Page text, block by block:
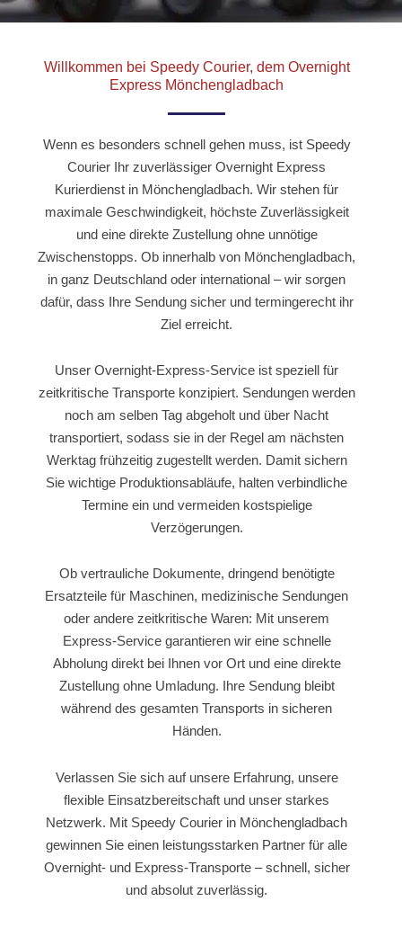
Willkommen bei Speedy Courier, dem Overnight
Express Mönchengladbach
Wenn es besonders schnell gehen muss, ist Speedy
Courier Ihr zuverlässiger Overnight Express
Kurierdienst in Mönchengladbach. Wir stehen für
maximale Geschwindigkeit, höchste Zuverlässigkeit
und eine direkte Zustellung ohne unnötige
Zwischenstopps. Ob innerhalb von Mönchengladbach,
in ganz Deutschland oder international – wir sorgen
dafür, dass Ihre Sendung sicher und termingerecht ihr
Ziel erreicht.
Unser Overnight-Express-Service ist speziell für
zeitkritische Transporte konzipiert. Sendungen werden
noch am selben Tag abgeholt und über Nacht
transportiert, sodass sie in der Regel am nächsten
Werktag frühzeitig zugestellt werden. Damit sichern
Sie wichtige Produktionsabläufe, halten verbindliche
Termine ein und vermeiden kostspielige
Verzögerungen.
Ob vertrauliche Dokumente, dringend benötigte
Ersatzteile für Maschinen, medizinische Sendungen
oder andere zeitkritische Waren: Mit unserem
Express-Service garantieren wir eine schnelle
Abholung direkt bei Ihnen vor Ort und eine direkte
Zustellung ohne Umladung. Ihre Sendung bleibt
während des gesamten Transports in sicheren
Händen.
Verlassen Sie sich auf unsere Erfahrung, unsere
flexible Einsatzbereitschaft und unser starkes
Netzwerk. Mit Speedy Courier in Mönchengladbach
gewinnen Sie einen leistungsstarken Partner für alle
Overnight- und Express-Transporte – schnell, sicher
und absolut zuverlässig.